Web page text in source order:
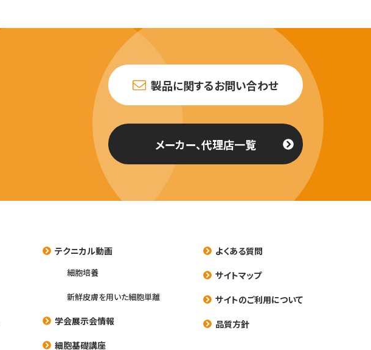
製品に関するお問い合わせ
メーカー、代理店一覧
テクニカル動画
細胞培養
新鮮皮膚を用いた細胞単離
学会展示会情報
細胞基礎講座
よくある質問
サイトマップ
サイトのご利用について
品質方針